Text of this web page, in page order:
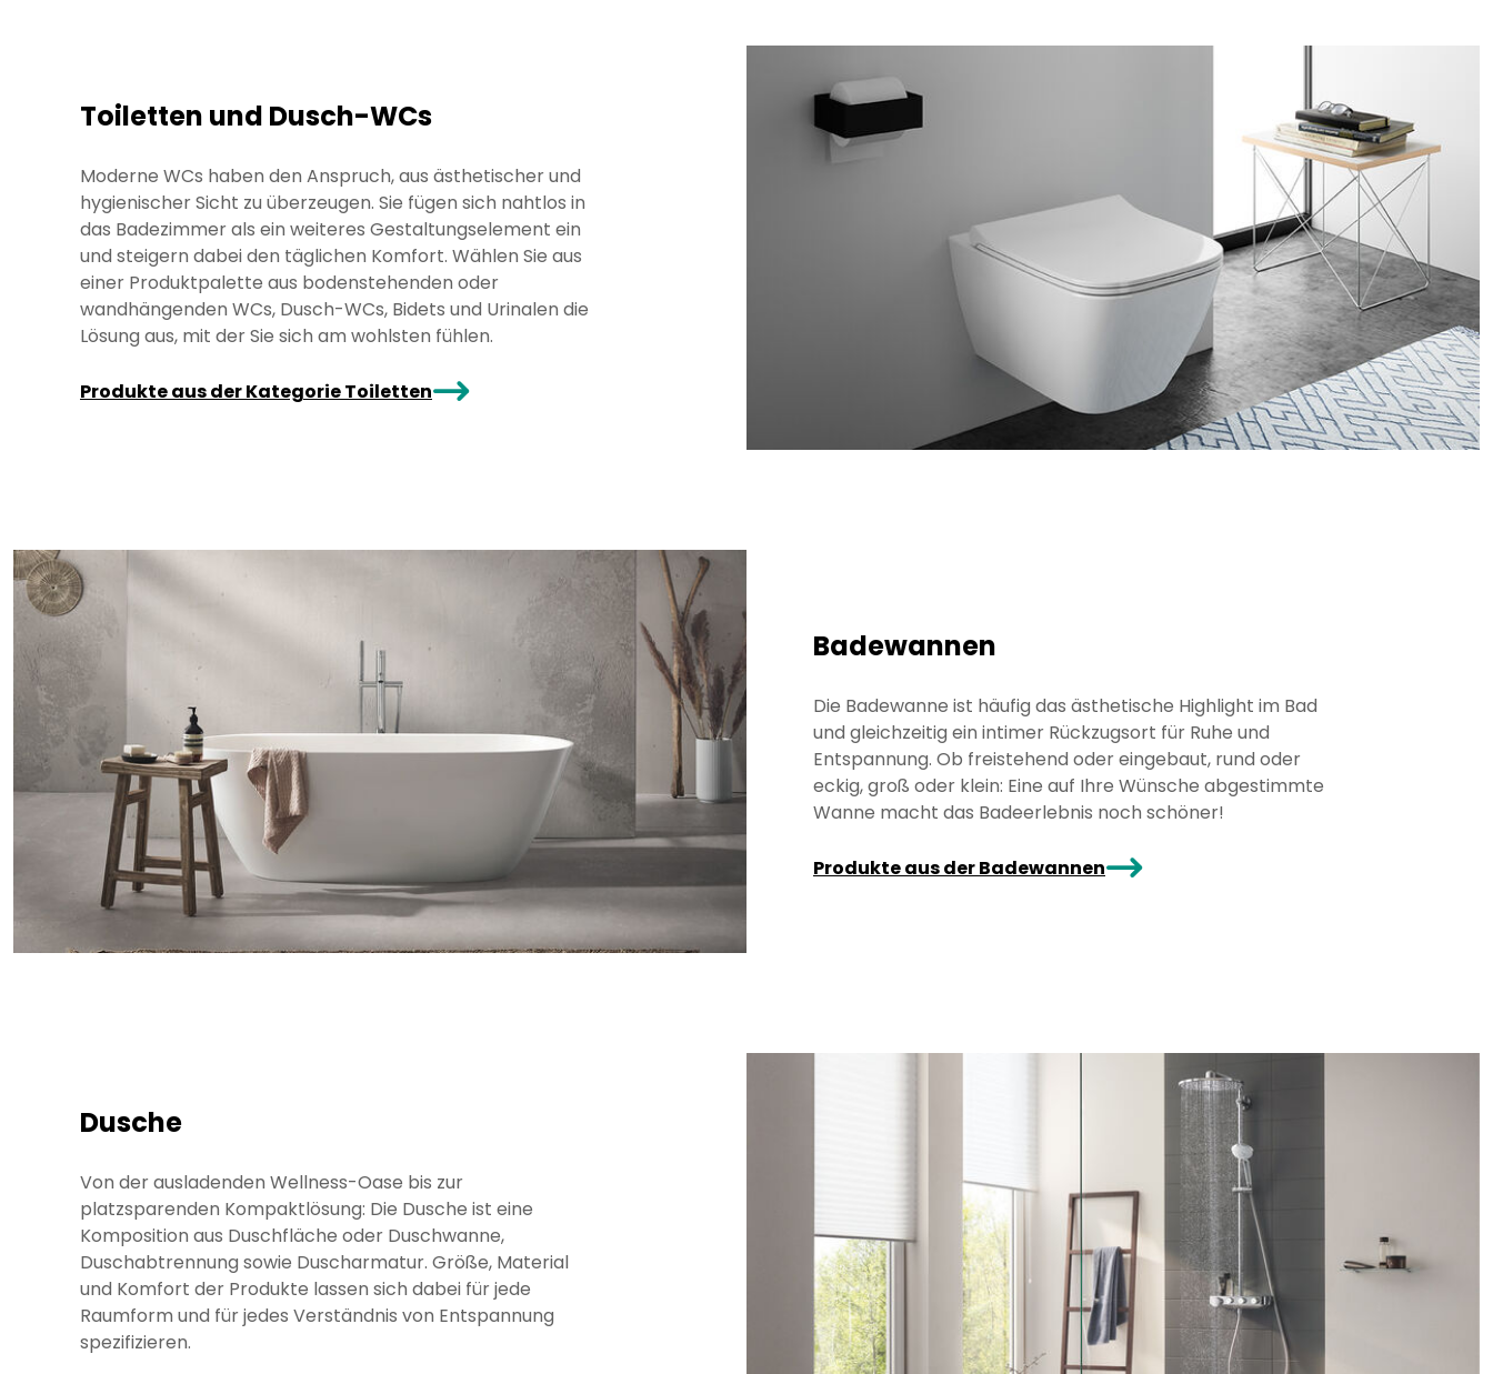
Toiletten und Dusch-WCs
Moderne WCs haben den Anspruch, aus ästhetischer und
hygienischer Sicht zu überzeugen. Sie fügen sich nahtlos in
das Badezimmer als ein weiteres Gestaltungselement ein
und steigern dabei den täglichen Komfort. Wählen Sie aus
einer Produktpalette aus bodenstehenden oder
wandhängenden WCs, Dusch-WCs, Bidets und Urinalen die
Lösung aus, mit der Sie sich am wohlsten fühlen.
Produkte aus der Kategorie ToilettenarrowRight
Badewannen
Die Badewanne ist häufig das ästhetische Highlight im Bad
und gleichzeitig ein intimer Rückzugsort für Ruhe und
Entspannung. Ob freistehend oder eingebaut, rund oder
eckig, groß oder klein: Eine auf Ihre Wünsche abgestimmte
Wanne macht das Badeerlebnis noch schöner!
Produkte aus der BadewannenarrowRight
Dusche
Von der ausladenden Wellness-Oase bis zur
platzsparenden Kompaktlösung: Die Dusche ist eine
Komposition aus Duschfläche oder Duschwanne,
Duschabtrennung sowie Duscharmatur. Größe, Material
und Komfort der Produkte lassen sich dabei für jede
Raumform und für jedes Verständnis von Entspannung
spezifizieren.